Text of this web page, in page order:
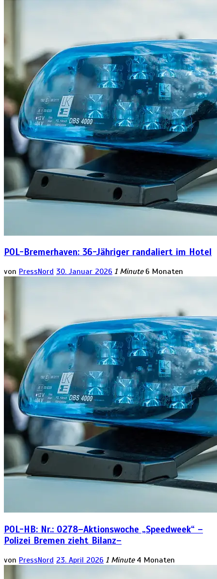
POL-Bremerhaven: 36-Jähriger randaliert im Hotel
von PressNord 30. Januar 2026 1 Minute 6 Monaten
POL-HB: Nr.: 0278–Aktionswoche „Speedweek“ –
Polizei Bremen zieht Bilanz–
von PressNord 23. April 2026 1 Minute 4 Monaten